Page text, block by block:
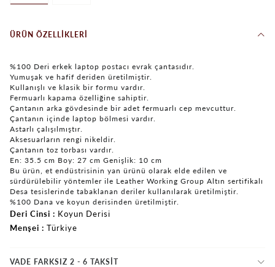
ÜRÜN ÖZELLIKLERI
%100 Deri erkek laptop postacı evrak çantasıdır.
Yumuşak ve hafif deriden üretilmiştir.
Kullanışlı ve klasik bir formu vardır.
Fermuarlı kapama özelliğine sahiptir.
Çantanın arka gövdesinde bir adet fermuarlı cep mevcuttur.
Çantanın içinde laptop bölmesi vardır.
Astarlı çalışılmıştır.
Aksesuarların rengi nikeldir.
Çantanın toz torbası vardır.
En: 35.5 cm Boy: 27 cm Genişlik: 10 cm
Bu ürün, et endüstrisinin yan ürünü olarak elde edilen ve
sürdürülebilir yöntemler ile Leather Working Group Altın sertifikalı
Desa tesislerinde tabaklanan deriler kullanılarak üretilmiştir.
%100 Dana ve koyun derisinden üretilmiştir.
Deri Cinsi
Koyun Derisi
Menşei
Türkiye
VADE FARKSIZ 2 - 6 TAKSIT